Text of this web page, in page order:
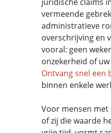
vermeende
administratieve
overschrijving en
vooral: geen
onzekerheid of
Ontvang snel een
binnen enkele
Voor mensen met
of zij die waarde